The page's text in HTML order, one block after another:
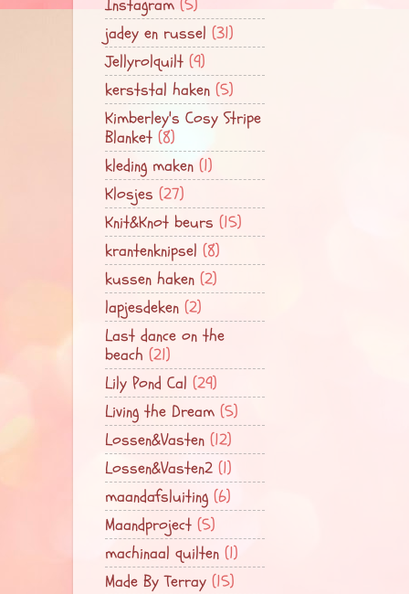
Instagram (5)
jadey en russel (31)
Jellyrolquilt (9)
kerststal haken (5)
Kimberley's Cosy Stripe
Blanket (8)
kleding maken (1)
Klosjes (27)
Knit&Knot beurs (15)
krantenknipsel (8)
kussen haken (2)
lapjesdeken (2)
Last dance on the
beach (21)
Lily Pond Cal (29)
Living the Dream (5)
Lossen&Vasten (12)
Lossen&Vasten2 (1)
maandafsluiting (6)
Maandproject (5)
machinaal quilten (1)
Made By Terray (15)